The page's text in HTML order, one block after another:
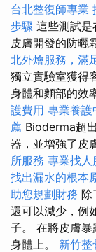
台北整復師專業
步驟 這些測試是
皮膚開發的防曬
北外燴服務，滿
獨立實驗室獲得
身體和麵部的效
護費用 專業養護
薦 Bioderma超
器，並增強了皮
所服務 專業找人
找出漏水的根本
助您規劃財務 除
還可以減少，例
子。 在將皮膚
身體上。 新竹整